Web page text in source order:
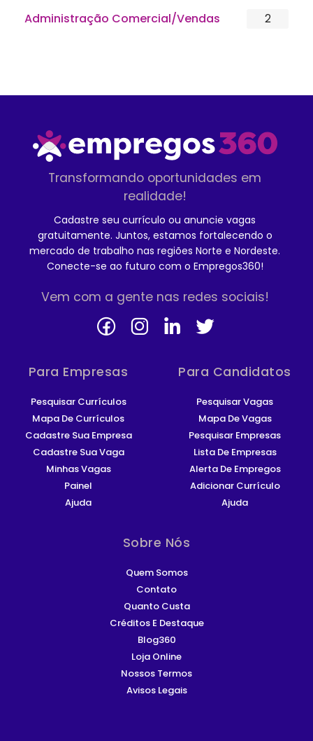
Administração Comercial/Vendas 2
Transformando oportunidades em
realidade!
Cadastre seu currículo ou anuncie vagas
gratuitamente. Juntos, estamos fortalecendo o
mercado de trabalho nas regiões Norte e Nordeste.
Conecte-se ao futuro com o Empregos360!
Vem com a gente nas redes sociais!
Para Empresas
Pesquisar Currículos
Mapa De Currículos
Cadastre Sua Empresa
Cadastre Sua Vaga
Minhas Vagas
Painel
Ajuda
Para Candidatos
Pesquisar Vagas
Mapa De Vagas
Pesquisar Empresas
Lista De Empresas
Alerta De Empregos
Adicionar Currículo
Ajuda
Sobre Nós
Quem Somos
Contato
Quanto Custa
Créditos E Destaque
Blog360
Loja Online
Nossos Termos
Avisos Legais